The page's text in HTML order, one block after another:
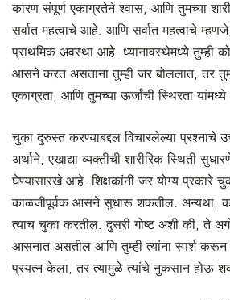
कारण संपूर्ण एकाग्रतेने श्वास, आणि तुमच्या
सर्वात महत्वाचे आहे. आणि सर्वात महत्वाचे
प्राथमिक अवस्था आहे. ध्यानावस्थेमध्ये तुम्ही
आसने करत असताना तुम्ही जर बोललात, तर
एकाग्रता, आणि तुमच्या ऊर्जांची स्थिरता
चुका दुरुस्त करण्याबद्दल विचारलेल्या प्रश्नाचे
अर्थाने, एखाद्या व्यक्तीची शारीरिक स्थिती
घेण्यासारखे आहे. शिक्षकांनी जर योग्य प्रकारे
काळजीपूर्वक आसने सुधारू शकतील. अन्यथा,
त्याच चुका करतील. दुसरी गोष्ट अशी की, ते
आसनात असतील आणि तुम्ही त्यांना स्पर्श करून
प्रयत्न केला, तर त्यामुळे त्यांचे नुकसान होऊ